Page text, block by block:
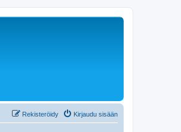
Kirjaudu sisään
Rekisteröidy